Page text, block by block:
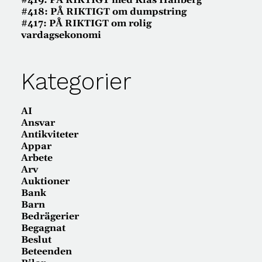
#418: PÅ RIKTIGT om dumpstring
#417: PÅ RIKTIGT om rolig
vardagsekonomi
Kategorier
AI
Ansvar
Antikviteter
Appar
Arbete
Arv
Auktioner
Bank
Barn
Bedrägerier
Begagnat
Beslut
Beteenden